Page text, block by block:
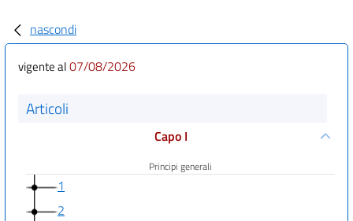
nascondi
vigente al07/08/2026
Articoli
Capo I
Principi generali
1
2